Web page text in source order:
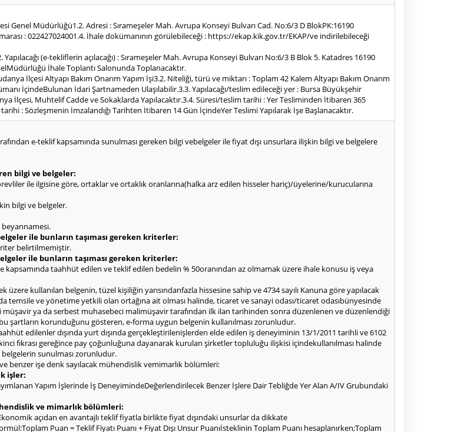
Genel Müdürlüğü1.2. Adresi : Sırameşeler Mah. Avrupa Konseyi Bulvarı Cad. No:6/3 D BlokPK:16190
: 022427024001.4. İhale dokümanının görülebileceği : https://ekap.kik.gov.tr/EKAP/ve indirilebileceği
Yapılacağı (e-tekliflerin açılacağı) : Sırameşeler Mah. Avrupa Konseyi Bulvarı No:6/3 B Blok 5. Katadres 16190
İhale Toplantı Salonunda Toplanacaktır.
İlçesi Altyapı Bakım Onarım Yapım İşi3.2. Niteliği, türü ve miktarı : Toplam 42 Kalem Altyapı Bakım Onarım
İçindeBulunan İdari Şartnameden Ulaşılabilir.3.3. Yapılacağı/teslim edileceği yer : Bursa Büyükşehir
İlçesi, Muhtelif Cadde ve Sokaklarda Yapılacaktır.3.4. Süresi/teslim tarihi : Yer Tesliminden İtibaren 365
: Sözleşmenin İmzalandığı Tarihten İtibaren 14 Gün İçindeYer Teslimi Yapılarak İşe Başlanacaktır.
e-teklif kapsamında sunulması gereken bilgi vebelgeler ile fiyat dışı unsurlara ilişkin bilgi ve belgelere
bilgi ve belgeler:
ile ilgisine göre, ortaklar ve ortaklık oranlarına(halka arz edilen hisseler hariç)/üyelerine/kurucularına
bilgi ve belgeler.
beyannamesi.
ile bunların taşıması gereken kriterler:
belirtilmemiştir.
ile bunların taşıması gereken kriterler:
kapsamında taahhüt edilen ve teklif edilen bedelin % 50oranından az olmamak üzere ihale konusu iş veya
kullanılan belgenin, tüzel kişiliğin yarısındanfazla hissesine sahip ve 4734 sayılı Kanuna göre yapılacak
ve yönetime yetkili olan ortağına ait olması halinde, ticaret ve sanayi odası/ticaret odasıbünyesinde
ya da serbest muhasebeci malimüşavir tarafından ilk ilan tarihinden sonra düzenlenen ve düzenlendiği
şartların korunduğunu gösteren, e-forma uygun belgenin kullanılması zorunludur.
edilenler dışında yurt dışında gerçekleştirilenişlerden elde edilen iş deneyiminin 13/1/2011 tarihli ve 6102
fıkrası gereğince pay çoğunluğuna dayanarak kurulan şirketler topluluğu ilişkisi içindekullanılması halinde
sunulması zorunludur.
benzer işe denk sayılacak mühendislik vemimarlık bölümleri:
işler:
Yapım İşlerinde İş DeneyimindeDeğerlendirilecek Benzer İşlere Dair Tebliğde Yer Alan A/IV Grubundaki
ve mimarlık bölümleri:
açıdan en avantajlı teklif fiyatla birlikte fiyat dışındaki unsurlar da dikkate
Puan = Teklif Fiyatı Puanı + Fiyat Dışı Unsur Puanıİsteklinin Toplam Puanı hesaplanırken;Toplam